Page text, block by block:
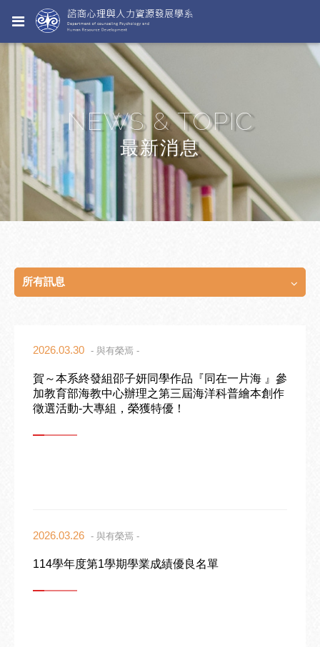
NEWS & TOPIC
最新消息
所有訊息
2026.03.30 - 與有榮焉 -
賀～本系終發組邵子妍同學作品『同在一片海 』參
加教育部海教中心辦理之第三屆海洋科普繪本創作
徵選活動-大專組，榮獲特優！
2026.03.26 - 與有榮焉 -
114學年度第1學期學業成績優良名單